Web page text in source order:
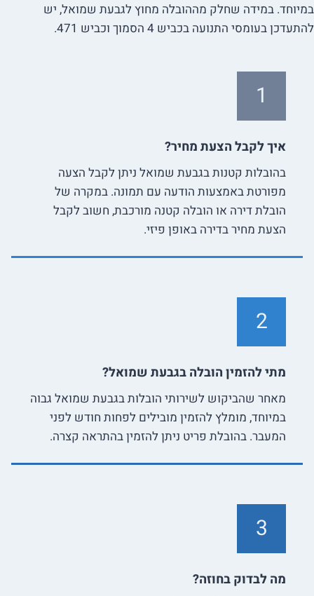
במיוחד. במידה שחלק מההובלה מחוץ לגבעת שמואל, יש
להתעדכן בעומסי התנועה בכביש 4 הסמוך וכביש 471.
1
איך לקבל הצעת מחיר?
בהובלות קטנות בגבעת שמואל ניתן לקבל הצעה
מפורטת באמצעות הודעה עם תמונה. במקרה של
הובלת דירה או הובלה קטנה מורכבת, חשוב לקבל
הצעת מחיר בדירה באופן פיזי.
2
מתי להזמין הובלה בגבעת שמואל?
מאחר שהביקוש לשירותי הובלות בגבעת שמואל גבוה
במיוחד, מומלץ להזמין מובילים לפחות חודש לפני
המעבר. בהובלת פריט ניתן להזמין בהתראה קצרה.
3
מה לבדוק בחוזה?